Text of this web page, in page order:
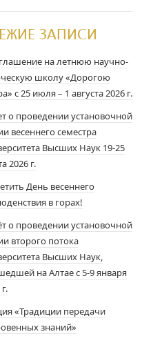
ЗАПИСИ
на летнюю научно-
школу «Дорогою
с 25 июля – 1 августа 2026 г.
о проведении установочной
весеннего семестра
Высших Наук 19-25
2026 г.
День весеннего
в горах!
о проведении установочной
второго потока
Высших Наук,
на Алтае с 5-9 января
«Традиции передачи
знаний»